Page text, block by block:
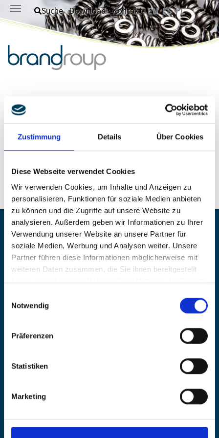
Zustimmung Details Über Cookies
Diese Webseite verwendet Cookies
Wir verwenden Cookies, um Inhalte und Anzeigen zu
personalisieren, Funktionen für soziale Medien anbieten
zu können und die Zugriffe auf unsere Website zu
analysieren. Außerdem geben wir Informationen zu Ihrer
Verwendung unserer Website an unsere Partner für
soziale Medien, Werbung und Analysen weiter. Unsere
Partner führen diese Informationen möglicherweise mit
weiteren Daten zusammen, die Sie ihnen bereitgestellt
haben oder die sie im Rahmen Ihrer Nutzung der Dienste
Notwendig
Präferenzen
Statistiken
Marketing
Zum Hauptinhalt springen
Suche Download Kontakt EN ES PL
Herzlichen Dank!
uns schnellstmöglich bei Ihnen melden.
Startseite
Innovation
Qualität
Karriere
Kontakt
Suche